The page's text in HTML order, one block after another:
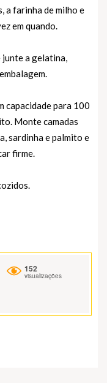
a farinha de milho e
em quando.
junte a gelatina,
capacidade para 100
Monte camadas
sardinha e palmito e
firme.
152
visualizações